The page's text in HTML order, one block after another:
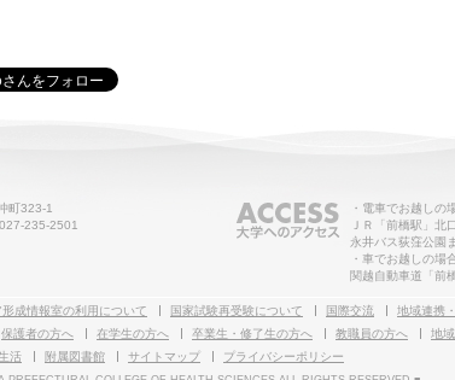
町323-1
235-2501
・電車でお越しの
ＪＲ「前橋駅」北
永井バス荻窪公園
・車でお越しの場
関越自動車道「前
形成情報室の利用について 国家試験再受験について 国際交流
地域連携
保護者の方へ 在学生の方へ 卒業生・修了生の方へ 教職員の方へ 地
活 附属図書館 サイトマップ プライバシーポリシー